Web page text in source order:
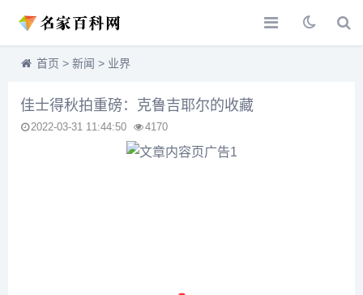
首页 > 新闻 > 业界
佳士得秋拍重磅：克鲁吉耶尔的收藏
2022-03-31 11:44:50 4170